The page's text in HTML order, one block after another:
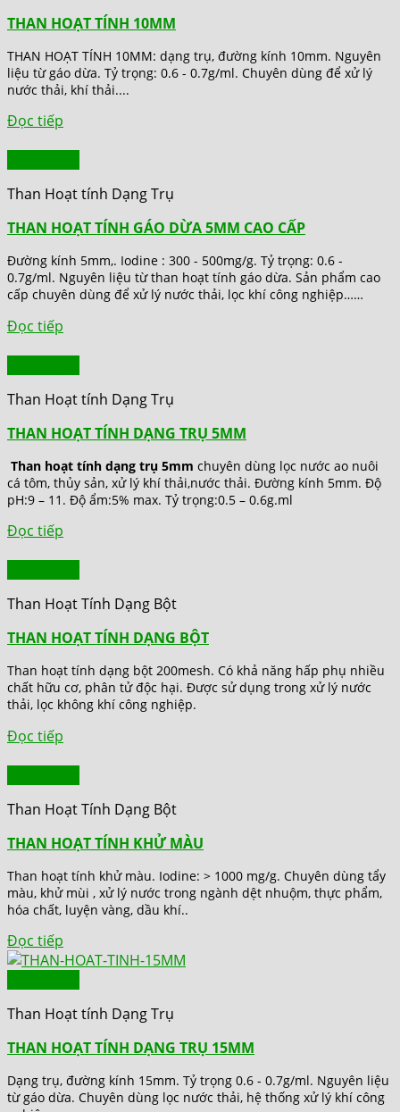
THAN HOẠT TÍNH 10MM
THAN HOẠT TÍNH 10MM: dạng trụ, đường kính 10mm. Nguyên
liệu từ gáo dừa. Tỷ trọng: 0.6 - 0.7g/ml. Chuyên dùng để xử lý
nước thải, khí thải....
Đọc tiếp
Than Hoạt tính Dạng Trụ
THAN HOẠT TÍNH GÁO DỪA 5MM CAO CẤP
Đường kính 5mm,. Iodine : 300 - 500mg/g. Tỷ trọng: 0.6 -
0.7g/ml. Nguyên liệu từ than hoạt tính gáo dừa. Sản phẩm cao
cấp chuyên dùng để xử lý nước thải, lọc khí công nghiệp……
Đọc tiếp
Than Hoạt tính Dạng Trụ
THAN HOẠT TÍNH DẠNG TRỤ 5MM
Than hoạt tính dạng trụ 5mm chuyên dùng lọc nước ao nuôi
cá tôm, thủy sản, xử lý khí thải,nước thải. Đường kính 5mm. Độ
pH:9 – 11. Độ ẩm:5% max. Tỷ trọng:0.5 – 0.6g.ml
Đọc tiếp
Than Hoạt Tính Dạng Bột
THAN HOẠT TÍNH DẠNG BỘT
Than hoạt tính dạng bột 200mesh. Có khả năng hấp phụ nhiều
chất hữu cơ, phân tử độc hại. Được sử dụng trong xử lý nước
thải, lọc không khí công nghiệp.
Đọc tiếp
Than Hoạt Tính Dạng Bột
THAN HOẠT TÍNH KHỬ MÀU
Than hoạt tính khử màu. Iodine: > 1000 mg/g. Chuyên dùng tẩy
màu, khử mùi , xử lý nước trong ngành dệt nhuộm, thực phẩm,
hóa chất, luyện vàng, dầu khí..
Đọc tiếp
Than Hoạt tính Dạng Trụ
THAN HOẠT TÍNH DẠNG TRỤ 15MM
Dạng trụ, đường kính 15mm. Tỷ trọng 0.6 - 0.7g/ml. Nguyên liệu
từ gáo dừa. Chuyên dùng lọc nước thải, hệ thống xử lý khí công